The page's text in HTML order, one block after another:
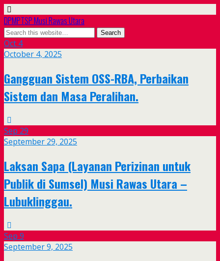
DPMPTSP Musi Rawas Utara
Oct 4
October 4, 2025
Gangguan Sistem OSS-RBA, Perbaikan
Sistem dan Masa Peralihan.
Sep 29
September 29, 2025
Laksan Sapa (Layanan Perizinan untuk
Publik di Sumsel) Musi Rawas Utara –
Lubuklinggau.
Sep 9
September 9, 2025